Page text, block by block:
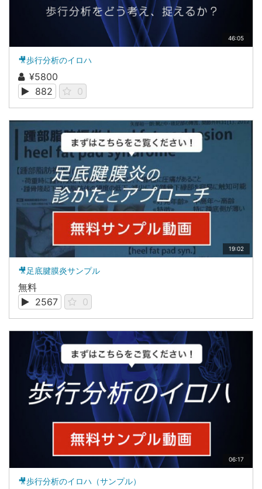
46:05
🎥歩行分析のイロハ
¥5800
882
0
19:02
🎥足底腱膜炎サンプル
無料
2567
0
06:17
🎥歩行分析のイロハ（サンプル）